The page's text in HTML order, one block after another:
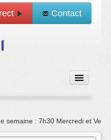
Contact
semaine : 7h30 Mercredi et